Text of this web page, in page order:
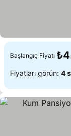
Başlangıç Fiyatı
Fiyatları görün: 4